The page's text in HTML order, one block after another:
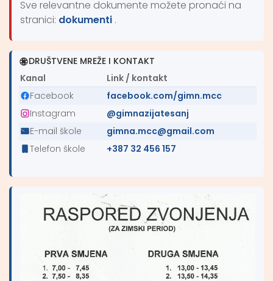
Sve relevantne dokumente možete pronaći na
stranici: dokumenti .
DRUŠTVENE MREŽE I KONTAKT
Kanal
Link / kontakt
Facebook
facebook.com/gimn.mcc
Instagram
@gimnazijatesanj
E-mail škole
gimna.mcc@gmail.com
Telefon škole
+387 32 456 157